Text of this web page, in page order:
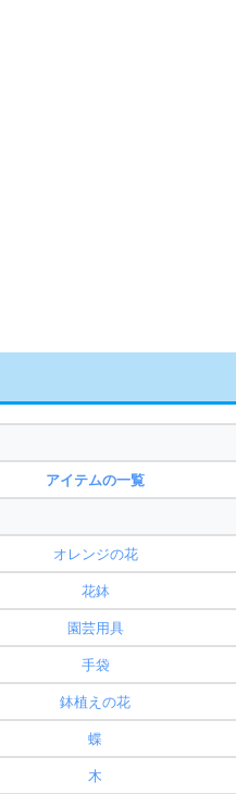
アイテムの一覧
オレンジの花
花鉢
園芸用具
手袋
鉢植えの花
蝶
木